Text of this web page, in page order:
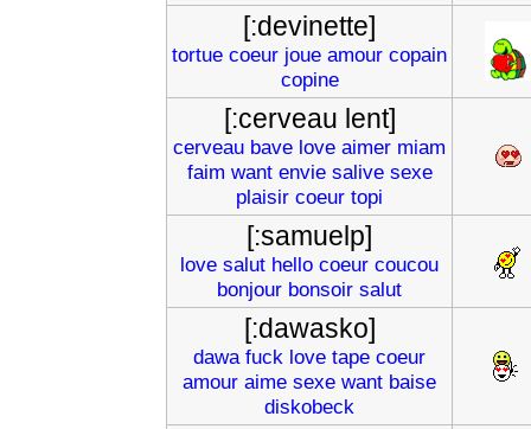
[:devinette]
tortue coeur joue amour copain
copine
[:cerveau lent]
cerveau bave love aimer miam
faim want envie salive sexe
plaisir coeur topi
[:samuelp]
love salut hello coeur coucou
bonjour bonsoir salut
[:dawasko]
dawa fuck love tape coeur
amour aime sexe want baise
diskobeck